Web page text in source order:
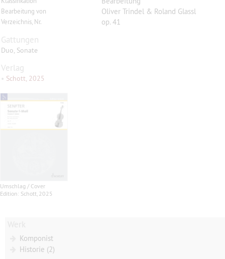
Bearbeitung von Oliver Trindel & Roland Glassl
Verzeichnis, Nr. op. 41
Gattungen
Duo, Sonate
Verlag
• Schott, 2025
Umschlag / Cover
Edition: Schott, 2025
Komponist
Historie (2)